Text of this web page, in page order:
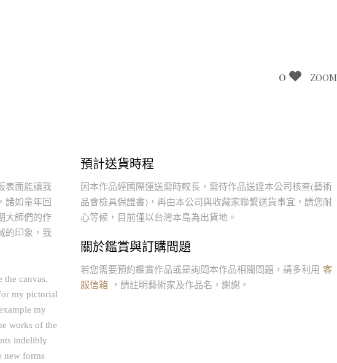
0 ZOOM
表面能讓我
諸如童年回
大師們的作
的印象，我
the canvas,
my pictorial
my
works of the
indelibly
new forms
預計送貨時程
因本作品經國際運送需時較長，需待作品送達本公司核查(藝術
品會檢具保證書)，再由本公司與收藏家聯繫送貨事宜，請您耐
心等候，目前僅以台灣本島為出貨地。
關於鑑賞與訂購問題
若您需要預約鑑賞作品或是詢問本作品相關問題，請多利用 客
服信箱
，請註明藝術家及作品名，謝謝。